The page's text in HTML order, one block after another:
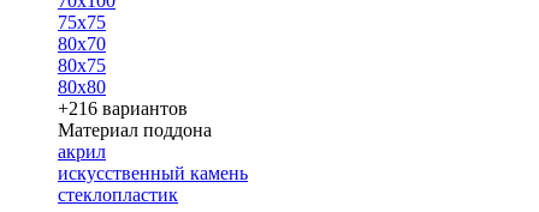
75х75
80х70
80х75
80х80
+216 вариантов
Материал поддона
акрил
искусственный камень
стеклопластик